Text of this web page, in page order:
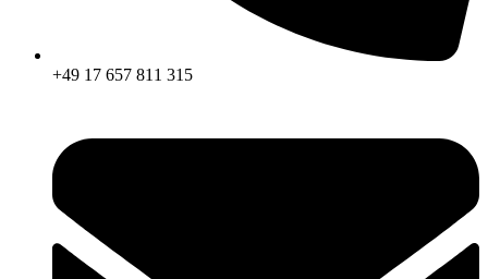
+49 17 657 811 315